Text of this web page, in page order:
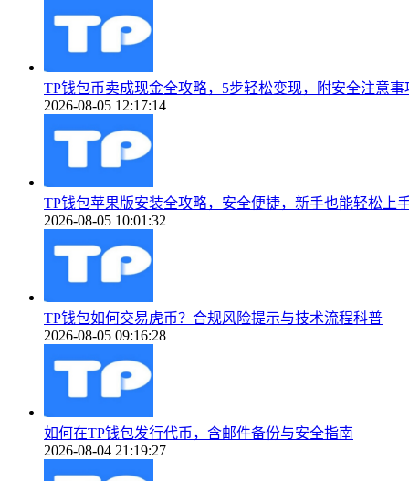
TP钱包币卖成现金全攻略，5步轻松变现，附安全注意事
2026-08-05 12:17:14
TP钱包苹果版安装全攻略，安全便捷，新手也能轻松上
2026-08-05 10:01:32
TP钱包如何交易虎币？合规风险提示与技术流程科普
2026-08-05 09:16:28
如何在TP钱包发行代币，含邮件备份与安全指南
2026-08-04 21:19:27